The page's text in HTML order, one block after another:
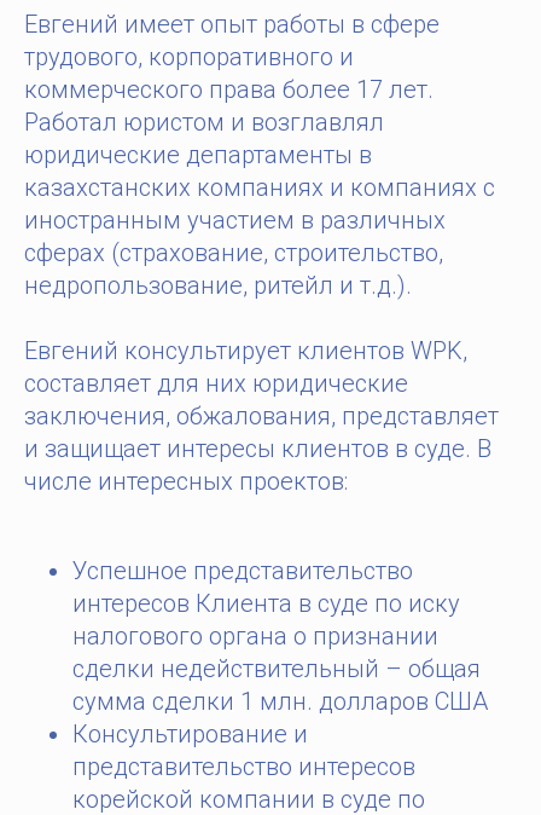
Евгений имеет опыт работы в сфере
трудового, корпоративного и
коммерческого права более 17 лет.
Работал юристом и возглавлял
юридические департаменты в
казахстанских компаниях и компаниях с
иностранным участием в различных
сферах (страхование, строительство,
недропользование, ритейл и т.д.).
Евгений консультирует клиентов WPK,
составляет для них юридические
заключения, обжалования, представляет
и защищает интересы клиентов в суде. В
числе интересных проектов:
Успешное представительство
интересов Клиента в суде по иску
налогового органа о признании
сделки недействительный – общая
сумма сделки 1 млн. долларов США
Консультирование и
представительство интересов
корейской компании в суде по